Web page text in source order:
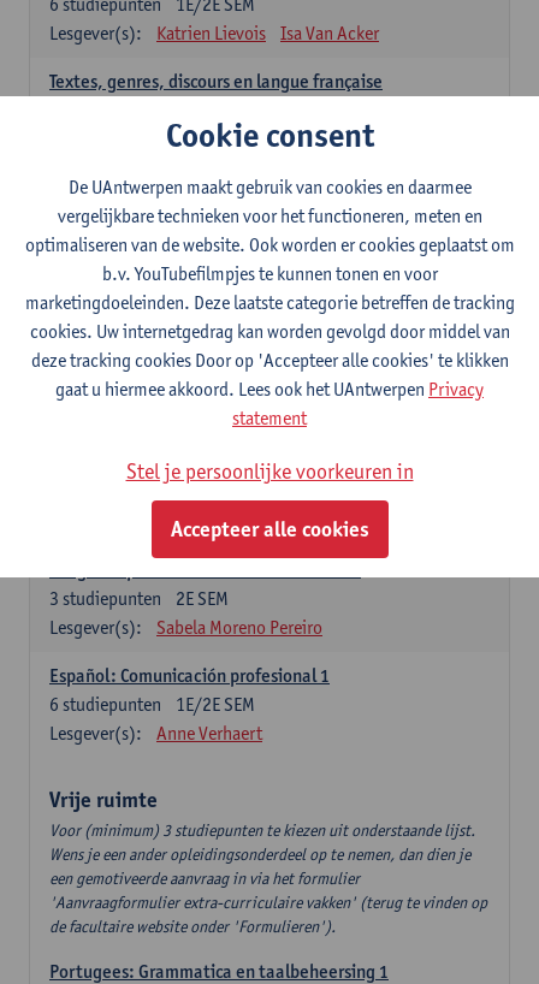
Lesgever(s):
Katrien Lievois Isa Van Acker
Textes, genres, discours en langue française
Kris Peeters
Spaans: verplichte opleidingsonderdelen
Gramática española 1
1E SEM
studiepunten
Lesgever(s):
Anne Verhaert
Gramática española 2
2E SEM
3studiepunten
Anne Verhaert
Lengua española: Destrezas básicas
Sabela Moreno Pereiro
2E SEM
3 studiepunten
Lesgever(s):
Sabela Moreno Pereiro
Español: Comunicación profesional 1
1E/2E SEM
6 studiepunten
Lesgever(s):
Anne Verhaert
Vrije ruimte
Voor (minimum) 3 studiepunten te kiezen uit onderstaande lijst.
Wens je een ander opleidingsonderdeel op te nemen, dan dien je
een gemotiveerde aanvraag in via het formulier
'Aanvraagformulier extra-curriculaire vakken' (terug te vinden op
de facultaire website onder 'Formulieren').
Portugees: Grammatica en taalbeheersing 1
Cookie consent
De UAntwerpen maakt gebruik van cookies en daarmee
vergelijkbare technieken voor het functioneren, meten en
optimaliseren van de website. Ook worden er cookies geplaatst om
b.v. YouTubefilmpjes te kunnen tonen en voor
marketingdoeleinden. Deze laatste categorie betreffen de tracking
cookies. Uw internetgedrag kan worden gevolgd door middel van
deze tracking cookies Door op 'Accepteer alle cookies' te klikken
gaat u hiermee akkoord. Lees ook het UAntwerpen Privacy
statement
Stel je persoonlijke voorkeuren in
Accepteer alle cookies